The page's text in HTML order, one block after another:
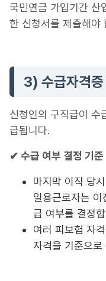
국민연금 가입기간 산
한 신청서를 제출해야
3) 수급자격
신청인의 구직급여 수
급됩니다.
✔ 수급 여부 결정 기준
마지막 이직 당
일용근로자는
급 여부를 결정
여러 피보험 자
자격을 기준으로